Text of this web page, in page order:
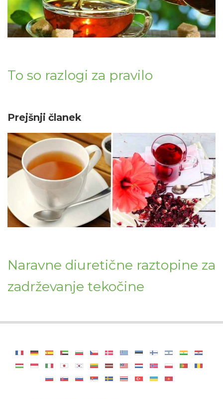
To so razlogi za pravilo
Prejšnji članek
Naravne diuretične raztopine za
zadrževanje tekočine